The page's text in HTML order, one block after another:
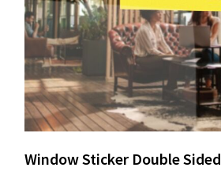
Window Sticker Double Sided